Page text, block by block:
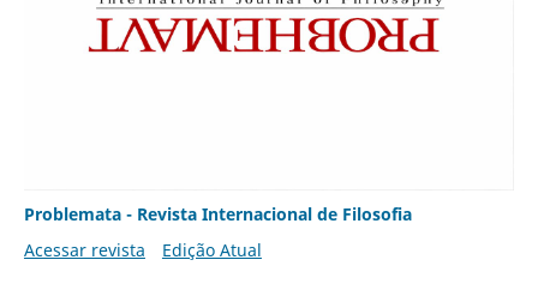
Problemata - Revista Internacional de Filosofia
Acessar revista
Edição Atual